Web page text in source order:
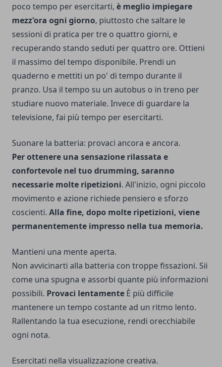
poco tempo per esercitarti, è meglio impiegare
mezz'ora ogni giorno, piuttosto che saltare le
sessioni di pratica per tre o quattro giorni, e
recuperando stando seduti per quattro ore. Ottieni
il massimo del tempo disponibile. Prendi un
quaderno e mettiti un po' di tempo durante il
pranzo. Usa il tempo su un autobus o in treno per
studiare nuovo materiale. Invece di guardare la
televisione, fai più tempo per esercitarti.
Suonare la batteria: provaci ancora e ancora.
Per ottenere una sensazione rilassata e
confortevole nel tuo drumming, saranno
necessarie molte ripetizioni. All'inizio, ogni piccolo
movimento e azione richiede pensiero e sforzo
coscienti. Alla fine, dopo molte ripetizioni, viene
permanentemente impresso nella tua memoria.
Mantieni una mente aperta.
Non avvicinarti alla batteria con troppe fissazioni. Sii
come una spugna e assorbi quante più informazioni
possibili. Provaci lentamente È più difficile
mantenere un tempo costante ad un ritmo lento.
Rallentando la tua esecuzione, rendi orecchiabile
ogni nota.
Esercitati nella visualizzazione creativa.